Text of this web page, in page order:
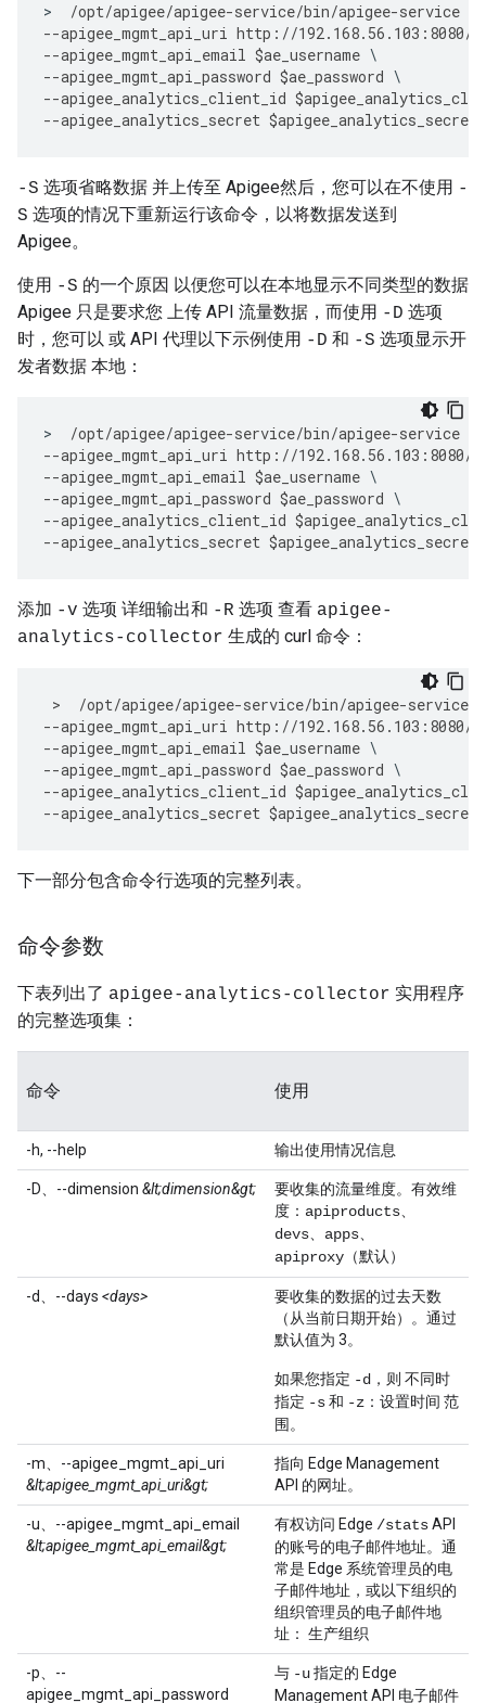
> /opt/apigee/apigee-service/bin/apigee-service
--apigee_mgmt_api_uri http : //192.168. 56.103 : 8080/
--apigee_mgmt_api_email $ae_username
--apigee_mgmt_api_password $ae_password
--apigee_analytics_client_id $
--apigee_analytics_secret $apigee_analytics_secret
-S 选项省略数据 并上传至 Apigee然后，您可以在不使用 -
S 选项的情况下重新运行该命令，以将数据发送到
Apigee。
使用 -S 的一个原因 以便您可以在本地显示不同类型的数据
Apigee 只是要求您 上传 API 流量数据，而使用 -D 选项
时，您可以 或 API 代理以下示例使用 -D 和 -S 选项显示开
发者数据 本地：
> /opt/apigee/apigee-service/bin/apigee-service
--apigee_mgmt_api_uri http : //192.168. 56.103 : 8080/
--apigee_mgmt_api_email $ae_username
--apigee_mgmt_api_password $ae_password
--apigee_analytics_client_id $
--apigee_analytics_secret $apigee_analytics_secret
添加 -v 选项 详细输出和 -R 选项 查看 apigee-
analytics-collector 生成的 curl 命令：
> /opt/apigee/apigee-service/bin/apigee-service
--apigee_mgmt_api_uri http : //192.168. 56.103 : 8080/
--apigee_mgmt_api_email $ae_username
--apigee_mgmt_api_password $ae_password
--apigee_analytics_client_id $
--apigee_analytics_secret $apigee_analytics_secret
下一部分包含命令行选项的完整列表。
命令参数
下表列出了 apigee-analytics-collector 实用程序
的完整选项集：
命令 使用
-h, --help 输出使用情况信息
-D、--dimension &lt;dimension&gt;
要收集的流量维度。有效维
度： apiproducts
devs
apps
apiproxy （默认）
-d、--days <days>
要收集的数据的过去天数
（从当前日期开始）。通过
默认值为 3。
如果您指定 -d ，则 不同时
指定 -s和 -z ：设置时间 范
围。
-m、--apigee_mgmt_api_uri
&lt;apigee_mgmt_api_uri&gt;
指向 Edge Management
API 的网址。
-u、--apigee_mgmt_api_email
&lt;apigee_mgmt_api_email&gt;
有权访问 Edge /statsAPI
的账号的电子邮件地址。通
常是 Edge 系统管理员的电
子邮件地址，或以下组织的
组织管理员的电子邮件地
址： 生产组织
-p、--
apigee_mgmt_api_password
与 -u指定的 Edge
Management API 电子邮件